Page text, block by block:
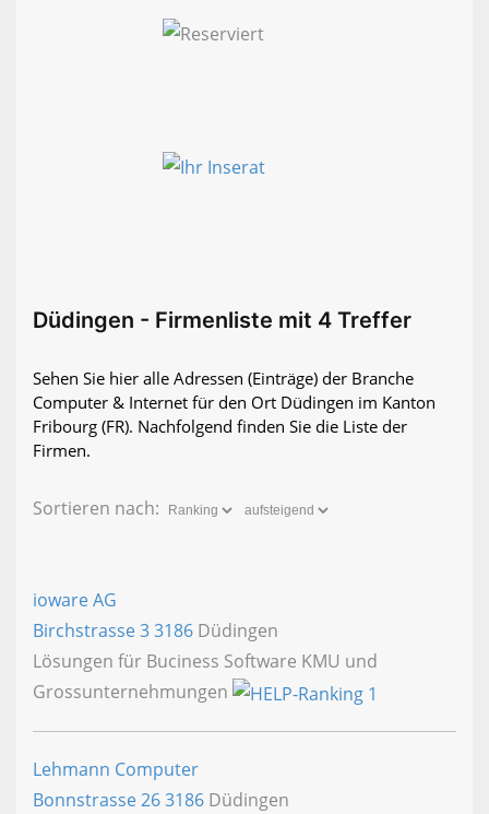
Düdingen - Firmenliste mit 4 Treffer
Sehen Sie hier alle Adressen (Einträge) der Branche
Computer & Internet für den Ort Düdingen im Kanton
Fribourg (FR). Nachfolgend finden Sie die Liste der
Firmen.
Sortieren nach:
ioware AG
Birchstrasse 33186 Düdingen
Lösungen für Buciness Software KMU und
Grossunternehmungen
Lehmann Computer
Bonnstrasse 263186 Düdingen